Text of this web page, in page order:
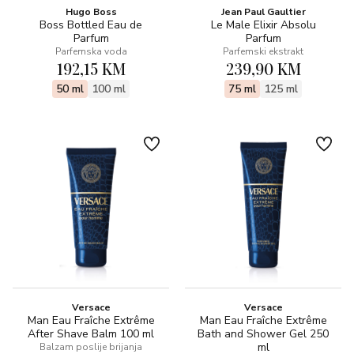
Hugo Boss
Boss Bottled Eau de
Parfum
Parfemska voda
192,15 KM
50 ml 100 ml
Jean Paul Gaultier
Le Male Elixir Absolu
Parfum
Parfemski ekstrakt
239,90 KM
75 ml 125 ml
Versace
Man Eau Fraîche Extrême
After Shave Balm 100 ml
Balzam poslije brijanja
Versace
Man Eau Fraîche Extrême
Bath and Shower Gel 250
ml